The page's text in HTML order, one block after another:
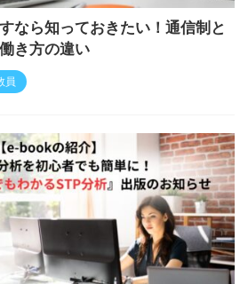
なら知っておきたい！通信制と
き方の違い
員